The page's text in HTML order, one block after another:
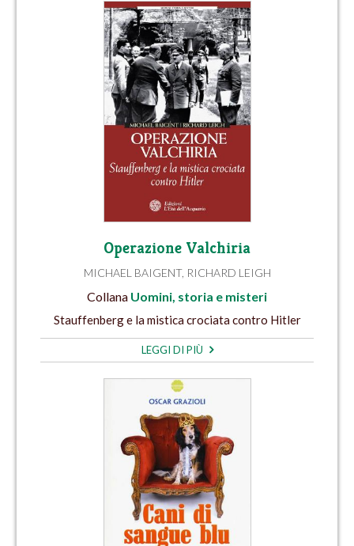
Operazione Valchiria
MICHAEL BAIGENT, RICHARD LEIGH
Collana Uomini, storia e misteri
Stauffenberg e la mistica crociata contro Hitler
LEGGI DI PIÙ